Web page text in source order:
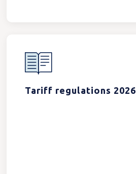
Tariff regulations 2026